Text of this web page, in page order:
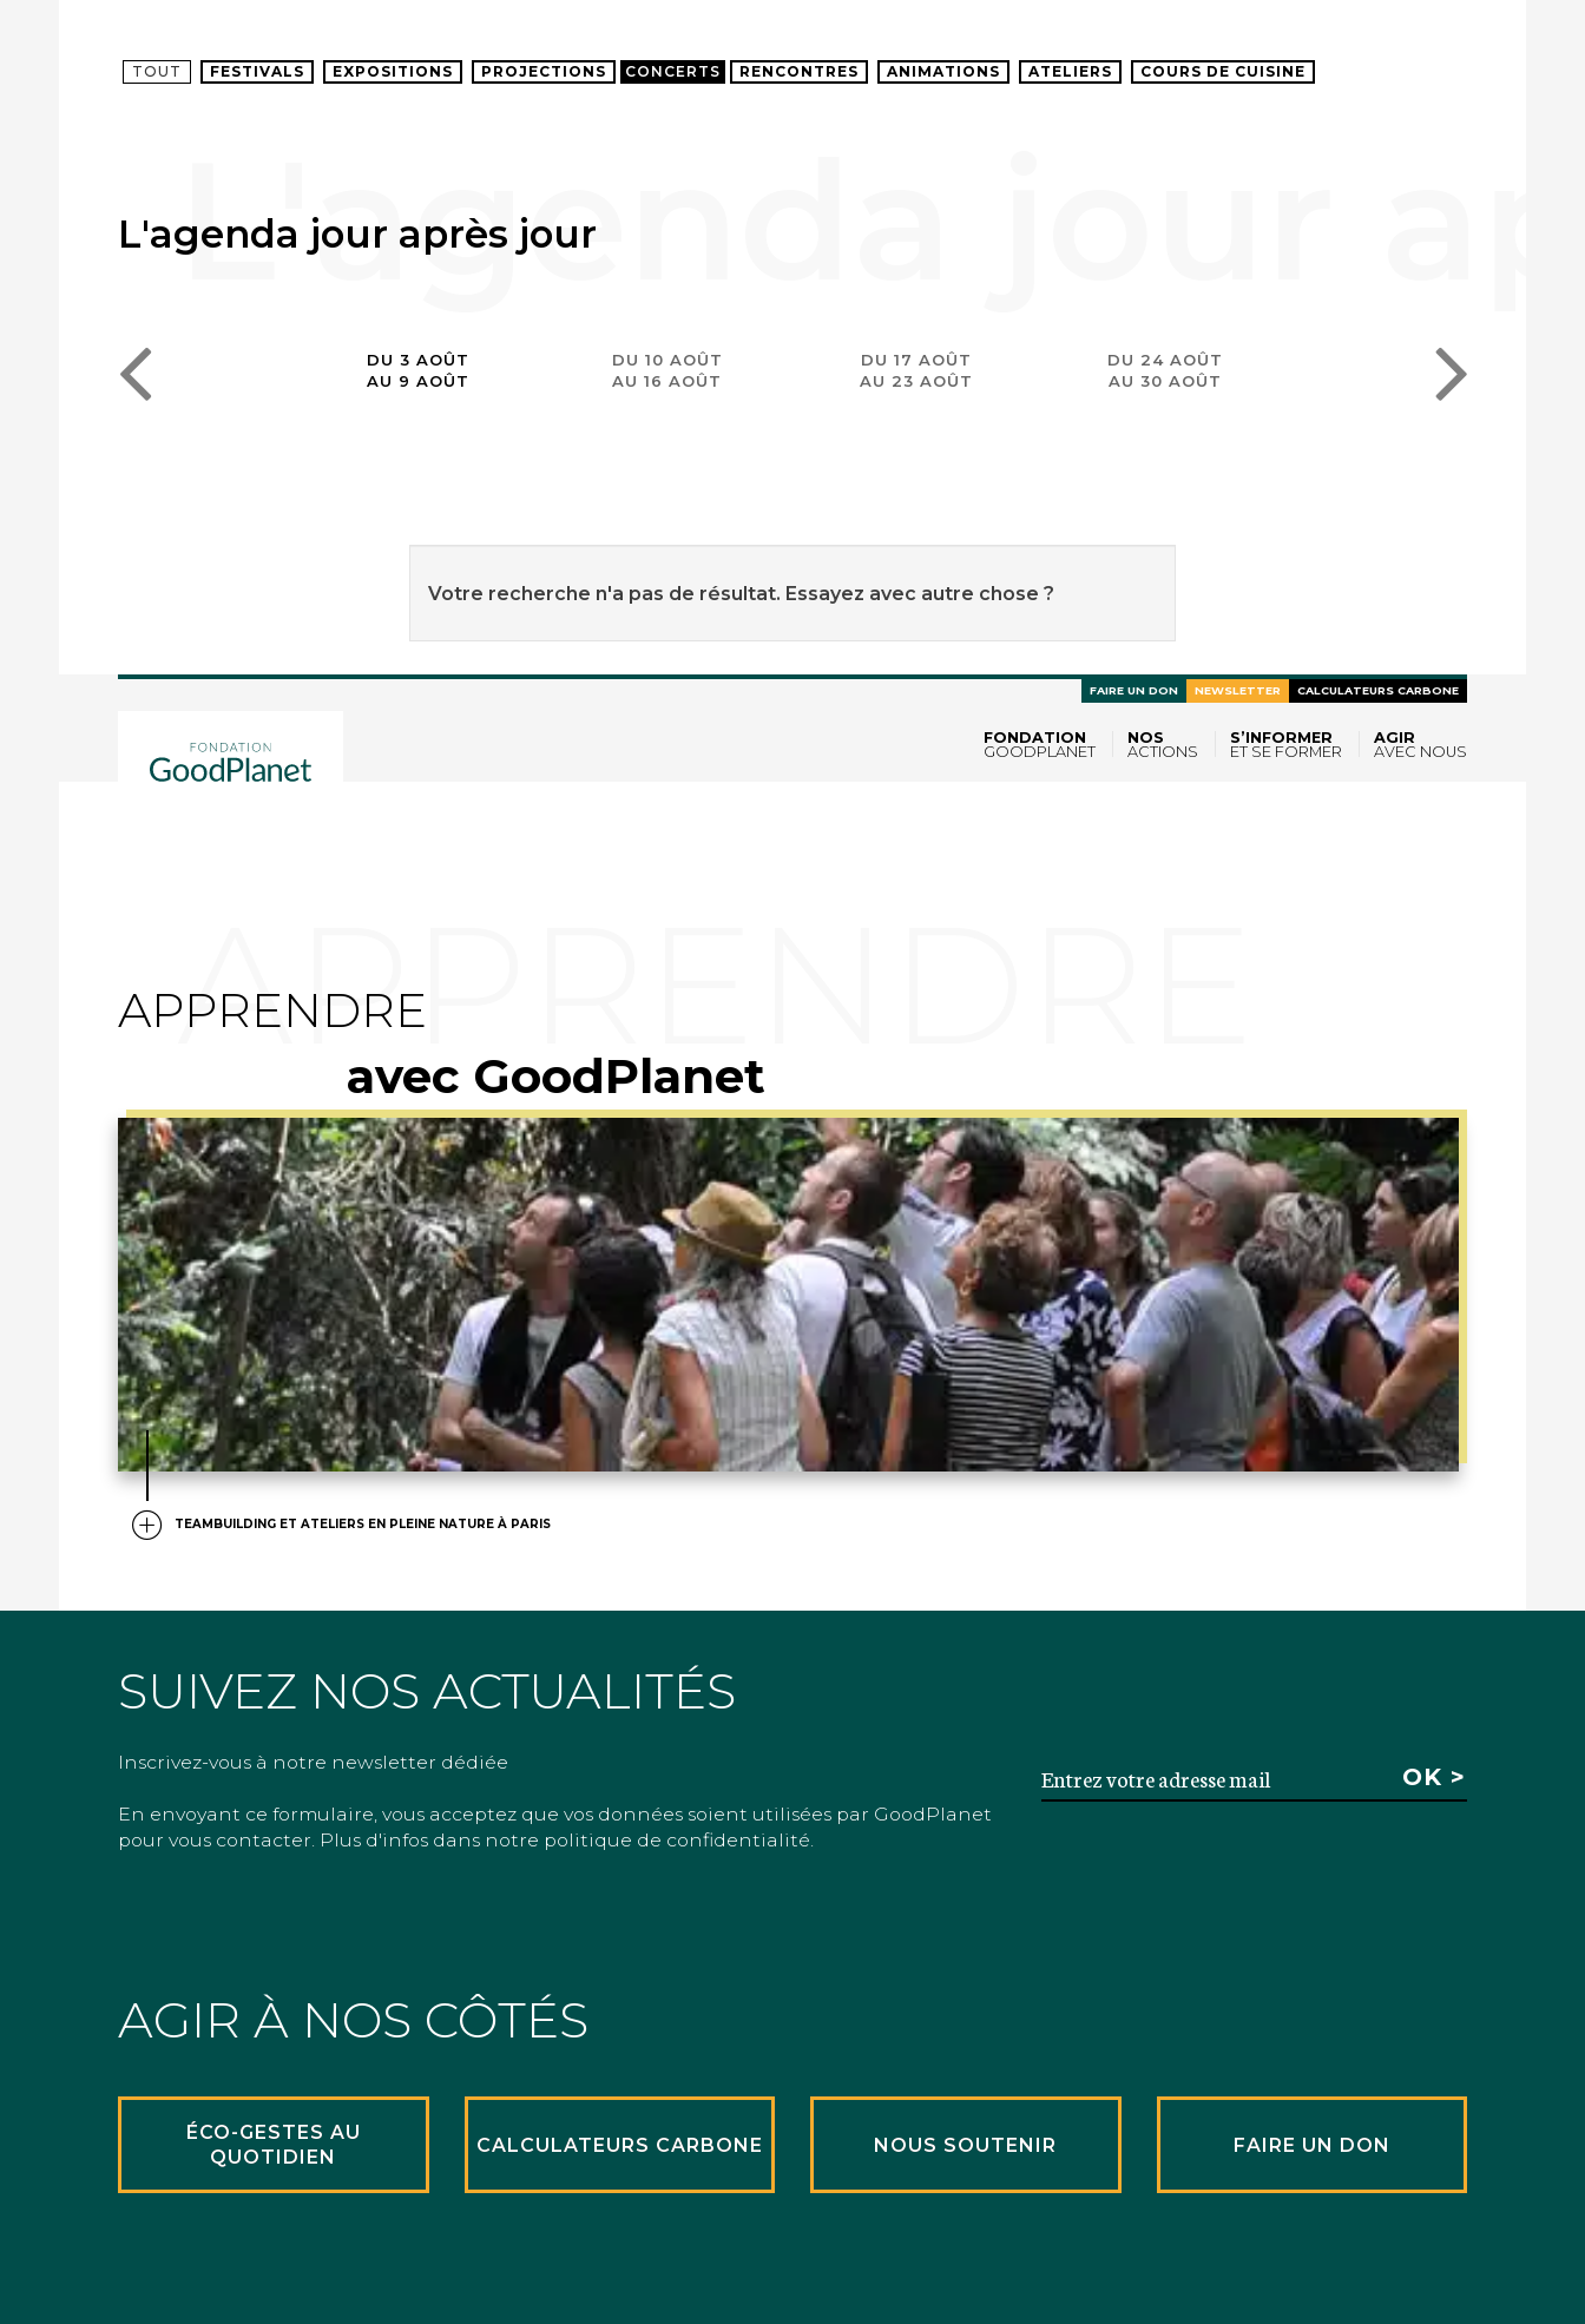
FONDATION
GOODPLANET
NOS
ACTIONS
S’INFORMER
ET SE FORMER
AGIR
AVEC NOUS
FAIRE UN DON NEWSLETTER CALCULATEURS CARBONE
TOUT FESTIVALS EXPOSITIONS PROJECTIONS CONCERTS RENCONTRES ANIMATIONS ATELIERS COURS DE CUISINE
L'agenda jour après jour
DU 3 AOÛT
AU 9 AOÛT
DU 10 AOÛT
AU 16 AOÛT
DU 17 AOÛT
AU 23 AOÛT
DU 24 AOÛT
AU 30 AOÛT
Votre recherche n'a pas de résultat. Essayez avec autre chose ?
APPRENDRE
avec GoodPlanet
TEAMBUILDING ET ATELIERS EN PLEINE NATURE À PARIS
SUIVEZ NOS ACTUALITÉS
Inscrivez-vous à notre newsletter dédiée
En envoyant ce formulaire, vous acceptez que vos données soient utilisées par GoodPlanet
pour vous contacter. Plus d'infos dans notre politique de confidentialité.
AGIR À NOS CÔTÉS
ÉCO-GESTES AU
QUOTIDIEN
CALCULATEURS CARBONE NOUS SOUTENIR FAIRE UN DON